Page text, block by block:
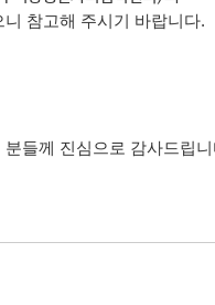
참고해 주시기 바랍니다.
들께 진심으로 감사드립